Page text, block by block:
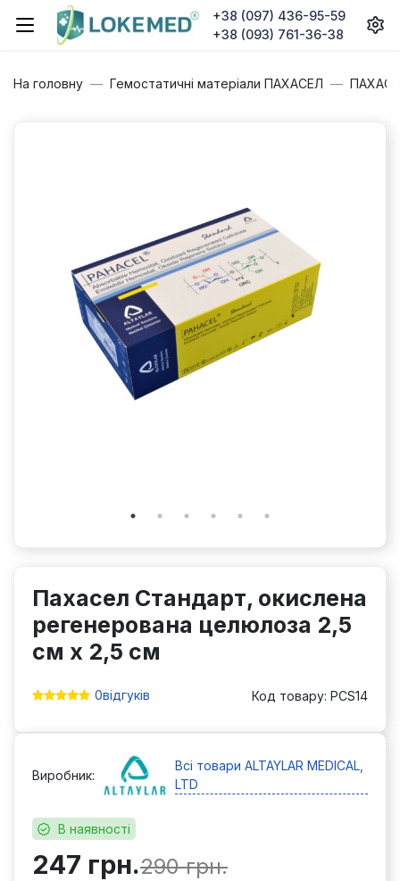
+38 (097) 436-95-59
+38 (093) 761-36-38
На головну Гемостатичні матеріали ПАХАСЕЛ
Пахасел Стандарт, окислена
регенерована целюлоза 2,5
см x 2,5 см
0відгуків Код товару: PCS14
Виробник:
Всі товари ALTAYLAR MEDICAL,
LTD
В наявності
247 грн.290 грн.